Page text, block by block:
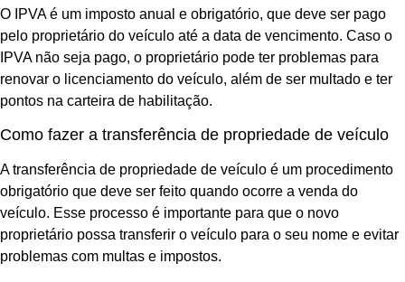
O IPVA é um imposto anual e obrigatório, que deve ser pago
pelo proprietário do veículo até a data de vencimento. Caso o
IPVA não seja pago, o proprietário pode ter problemas para
renovar o licenciamento do veículo, além de ser multado e ter
pontos na carteira de habilitação.
Como fazer a transferência de propriedade de veículo
A transferência de propriedade de veículo é um procedimento
obrigatório que deve ser feito quando ocorre a venda do
veículo. Esse processo é importante para que o novo
proprietário possa transferir o veículo para o seu nome e evitar
problemas com multas e impostos.